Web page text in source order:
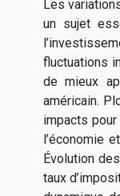
Les
un sujet
fluctuations
de mieux
américain.
impacts
l’économie
Évolution
taux